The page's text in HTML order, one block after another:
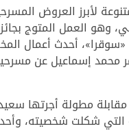
لأبرز العروض
وهو العمل المتوج
أحدث أعمال
محمد إسماعيل عن
مطولة أجرتها
التي شكلت شخصيته،